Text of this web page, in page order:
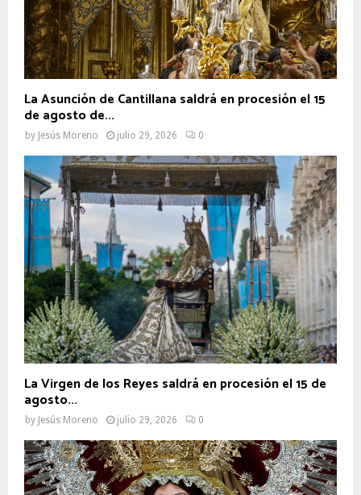
La Asunción de Cantillana saldrá en procesión el 15
de agosto de...
by Jesús Moreno julio 29, 2026 0
La Virgen de los Reyes saldrá en procesión el 15 de
agosto...
by Jesús Moreno julio 29, 2026 0